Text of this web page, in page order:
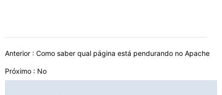
Anterior : Como saber qual página está pendurando no Apache
Próximo : No